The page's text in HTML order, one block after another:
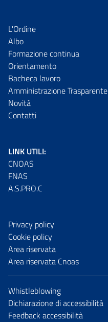
L'Ordine
Albo
Formazione continua
Orientamento
Bacheca lavoro
Amministrazione Trasparente
Novità
Contatti
LINK UTILI:
CNOAS
FNAS
A.S.PRO.C
Privacy policy
Cookie policy
Area riservata
Area riservata Cnoas
Whistleblowing
Dichiarazione di accessibilità
Feedback accessibilità